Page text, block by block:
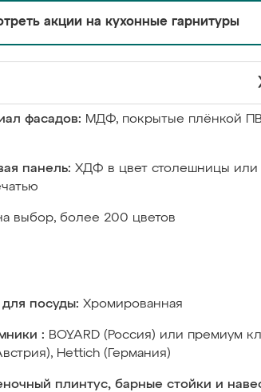
акции на кухонные гарнитуры
фасадов: МДФ, покрытые плёнкой
панель: ХДФ в цвет столешницы или
выбор, более 200 цветов
посуды: Хромированная
: BOYARD (Россия) или премиум
Hettich (Германия)
плинтус, барные стойки и